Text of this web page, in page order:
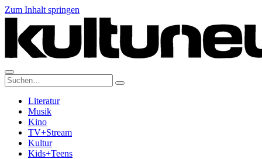
Zum Inhalt springen
Suche:
Literatur
Musik
Kino
TV+Stream
Kultur
Kids+Teens